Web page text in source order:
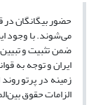
حضور بیگانگان
می‌شوند. با وجود
ضمن تثبیت و
ایران و توجه به
زمینه در پرتو
الزامات حقوق